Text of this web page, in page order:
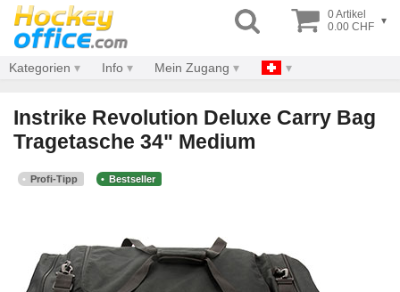
0 Artikel
0.00 CHF ▾
Kategorien Info Mein Zugang
Instrike Revolution Deluxe Carry Bag
Tragetasche 34" Medium
Profi-Tipp Bestseller